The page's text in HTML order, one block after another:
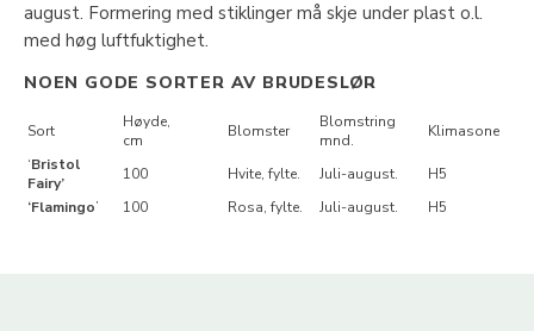
august. Formering med stiklinger må skje under plast o.l.
med høg luftfuktighet.
NOEN GODE SORTER AV BRUDESLØR
Sort
Høyde,
cm
Blomster
Blomstring
mnd.
Klimasone
‘Bristol
Fairy’
100 Hvite, fylte. Juli-august.
H5
‘Flamingo’ 100 Rosa, fylte. Juli-august. H5